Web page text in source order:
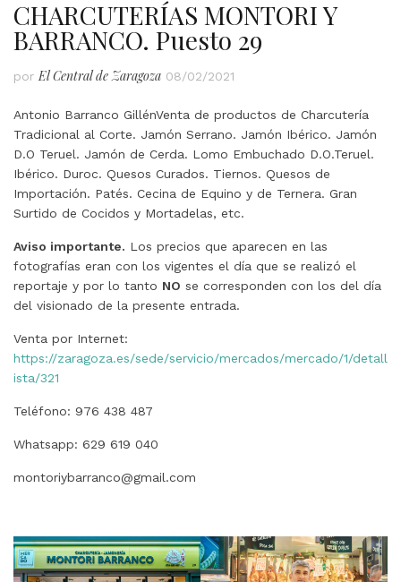
CHARCUTERÍAS MONTORI Y
BARRANCO. Puesto 29
por El Central de Zaragoza 08/02/2021
Antonio Barranco GillénVenta de productos de Charcutería
Tradicional al Corte. Jamón Serrano. Jamón Ibérico. Jamón
D.O Teruel. Jamón de Cerda. Lomo Embuchado D.O.Teruel.
Ibérico. Duroc. Quesos Curados. Tiernos. Quesos de
Importación. Patés. Cecina de Equino y de Ternera. Gran
Surtido de Cocidos y Mortadelas, etc.
Aviso importante. Los precios que aparecen en las
fotografías eran con los vigentes el día que se realizó el
reportaje y por lo tanto NO se corresponden con los del día
del visionado de la presente entrada.
Venta por Internet:
https://zaragoza.es/sede/servicio/mercados/mercado/1/detall
ista/321
Teléfono: 976 438 487
Whatsapp: 629 619 040
montoriybarranco@gmail.com